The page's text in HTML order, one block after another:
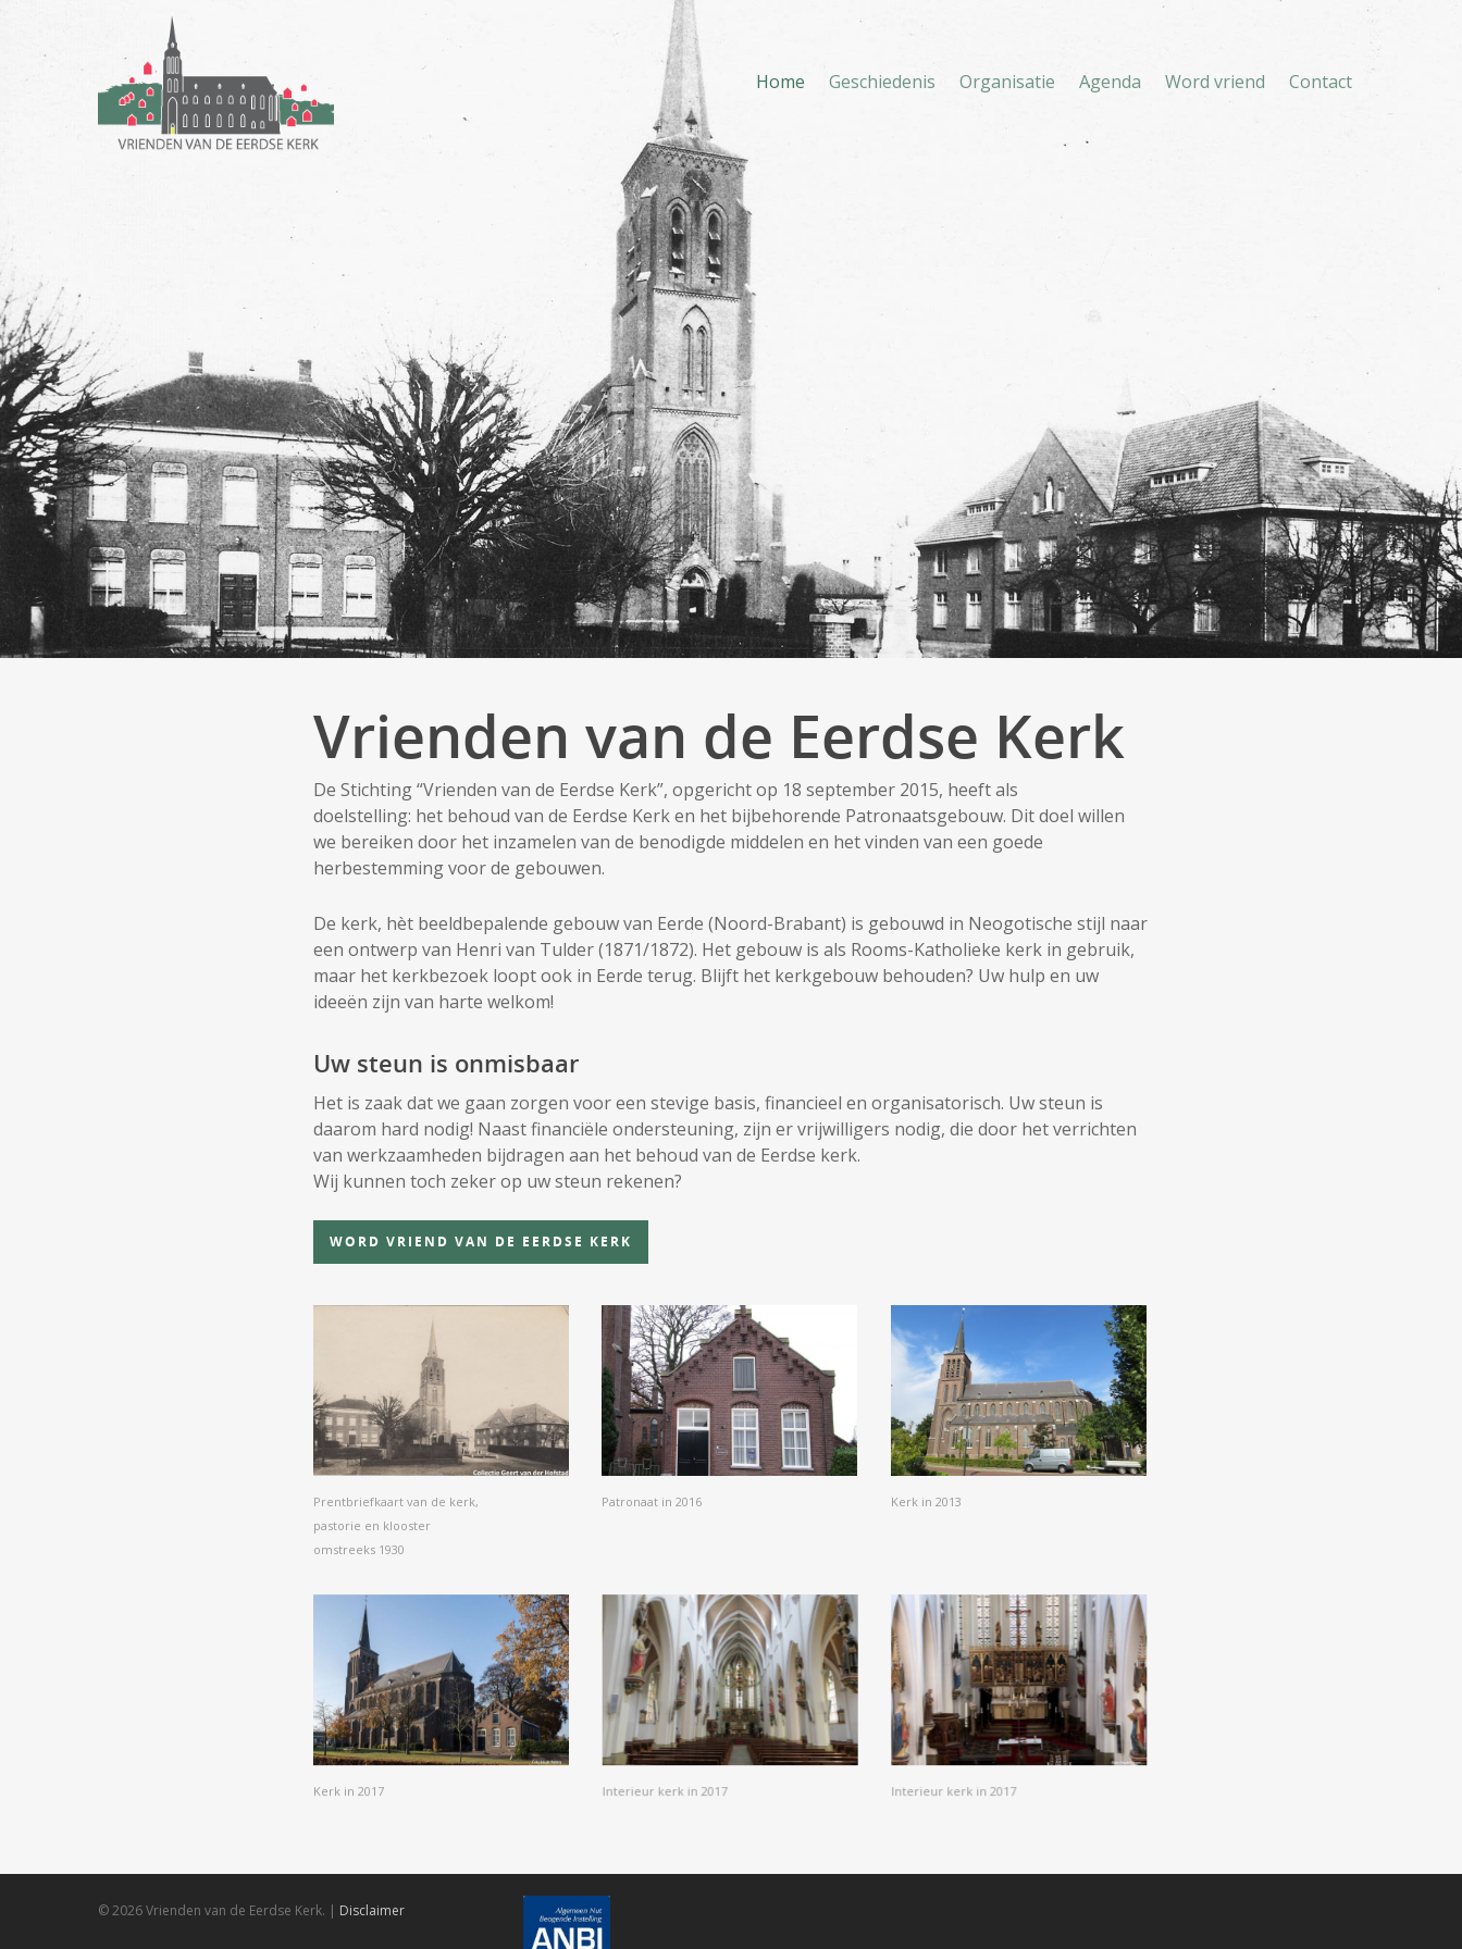
Home Geschiedenis Organisatie Agenda Word vriend Contact
Vrienden van de Eerdse Kerk
De Stichting “Vrienden van de Eerdse Kerk”, opgericht op 18 september 2015, heeft als
doelstelling: het behoud van de Eerdse Kerk en het bijbehorende Patronaatsgebouw. Dit doel willen
we bereiken door het inzamelen van de benodigde middelen en het vinden van een goede
herbestemming voor de gebouwen.
De kerk, hèt beeldbepalende gebouw van Eerde (Noord-Brabant) is gebouwd in Neogotische stijl naar
een ontwerp van Henri van Tulder (1871/1872). Het gebouw is als Rooms-Katholieke kerk in gebruik,
maar het kerkbezoek loopt ook in Eerde terug. Blijft het kerkgebouw behouden? Uw hulp en uw
ideeën zijn van harte welkom!
Uw steun is onmisbaar
Het is zaak dat we gaan zorgen voor een stevige basis, financieel en organisatorisch. Uw steun is
daarom hard nodig! Naast financiële ondersteuning, zijn er vrijwilligers nodig, die door het verrichten
van werkzaamheden bijdragen aan het behoud van de Eerdse kerk.
Wij kunnen toch zeker op uw steun rekenen?
WORD VRIEND VAN DE EERDSE KERK
Prentbriefkaart van de kerk,
pastorie en klooster
omstreeks 1930
Patronaat in 2016 Kerk in 2013
Kerk in 2017 Interieur kerk in 2017 Interieur kerk in 2017
© 2026 Vrienden van de Eerdse Kerk. | Disclaimer